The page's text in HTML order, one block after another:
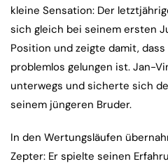
kleine Sensation: Der
sich gleich bei seinem ersten
Position und zeigte damit,
problemlos gelungen ist. Jan-
unterwegs und sicherte sich
seinem jüngeren Bruder.
In den Wertungsläufen
Zepter: Er spielte seinen